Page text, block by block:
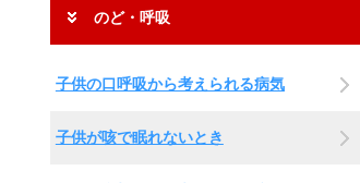
のど・呼吸
子供の口呼吸から考えられる病気
子供が咳で眠れないとき